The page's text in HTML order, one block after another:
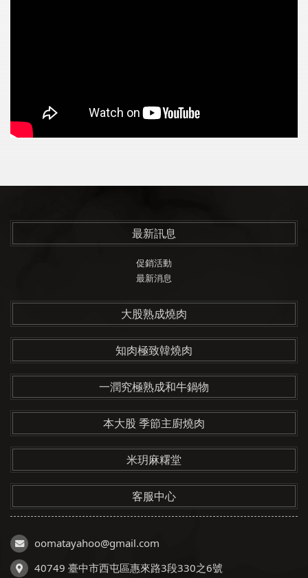
最新訊息
促銷活動
最新消息
大股熟成燒肉
知肉極致韓燒肉
一潤究極熟成和牛鍋物
本大股 季節主廚燒肉
米玥麻糬堂
客服中心
oomatayahoo@gmail.com
40749 臺中市西屯區惠來路3段330之6號